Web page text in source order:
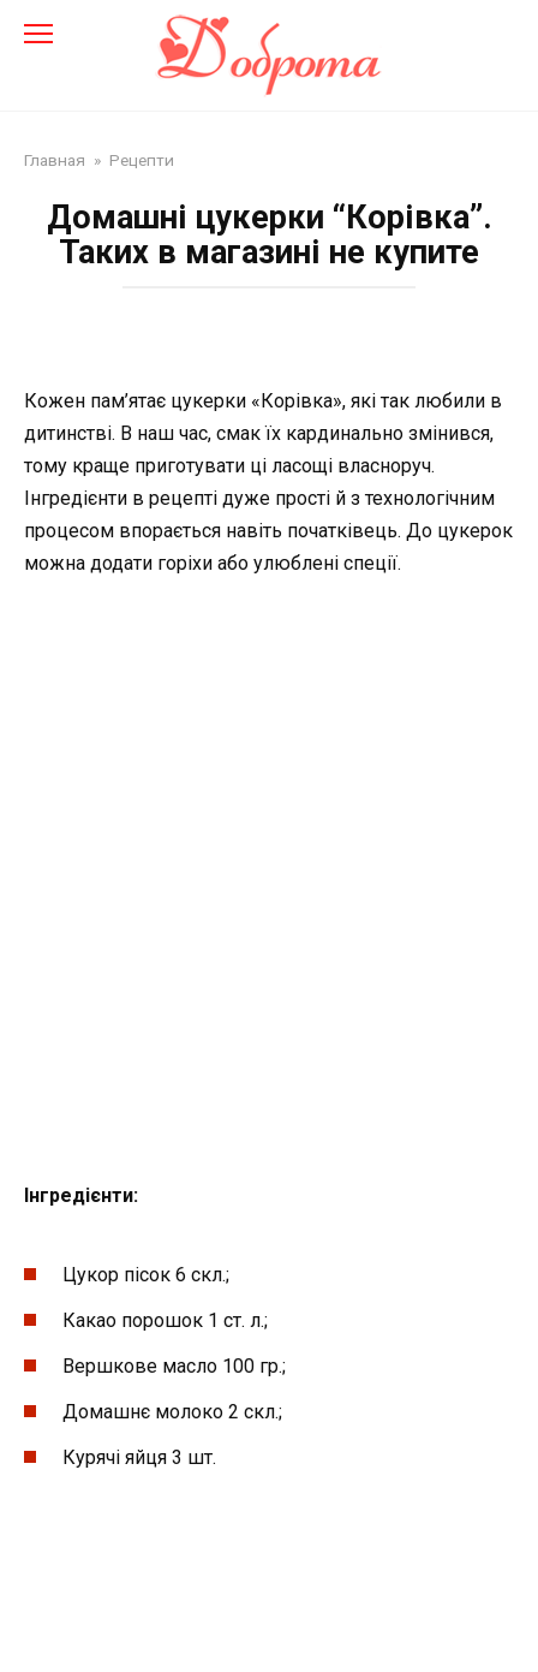
Главная » Рецепти
Домашні цукерки “Корівка”.
Таких в магазині не купите
Кожен пам’ятає цукерки «Корівка», які так любили в
дитинстві. В наш час, смак їх кардинально змінився,
тому краще приготувати ці ласощі власноруч.
Інгредієнти в рецепті дуже прості й з технологічним
процесом впорається навіть початківець. До цукерок
можна додати горіхи або улюблені спеції.
Інгредієнти:
Цукор пісок 6 скл.;
Какао порошок 1 ст. л.;
Вершкове масло 100 гр.;
Домашнє молоко 2 скл.;
Курячі яйця 3 шт.